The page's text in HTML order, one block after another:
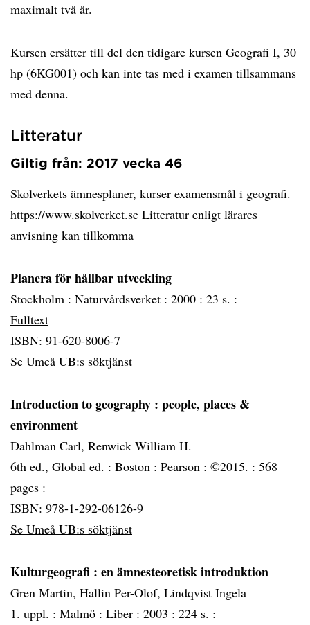
maximalt två år.
Kursen ersätter till del den tidigare kursen Geografi I, 30
hp (6KG001) och kan inte tas med i examen tillsammans
med denna.
Litteratur
Giltig från: 2017 vecka 46
Skolverkets ämnesplaner, kurser examensmål i geografi.
https://www.skolverket.se Litteratur enligt lärares
anvisning kan tillkomma
Planera för hållbar utveckling
Stockholm : Naturvårdsverket : 2000 : 23 s. :
Fulltext
ISBN: 91-620-8006-7
Se Umeå UB:s söktjänst
Introduction to geography : people, places &
environment
Dahlman Carl, Renwick William H.
6th ed., Global ed. : Boston : Pearson : ©2015. : 568
pages :
ISBN: 978-1-292-06126-9
Se Umeå UB:s söktjänst
Kulturgeografi : en ämnesteoretisk introduktion
Gren Martin, Hallin Per-Olof, Lindqvist Ingela
1. uppl. : Malmö : Liber : 2003 : 224 s. :